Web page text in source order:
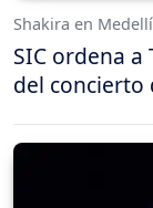
Shakira en
SIC ordena
del concierto